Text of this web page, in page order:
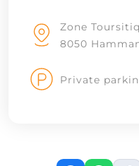
Zone
8050
Private